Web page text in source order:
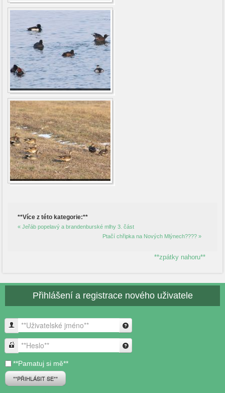
**Více z této kategorie:**
« Jeřáb popelavý a brandenburské mlhy 3. část
Ptačí chřipka na Nových Mlýnech???? »
**zpátky nahoru**
Přihlášení a registrace nového uživatele
**Uživatelské jméno**
**Heslo**
**Pamatuj si mě**
**PŘIHLÁSIT SE**